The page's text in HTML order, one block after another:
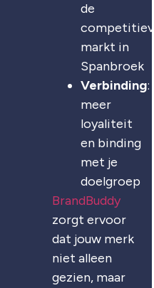
de
competitieve
markt in
Spanbroek
Verbinding:
meer
loyaliteit
en binding
met je
doelgroep
BrandBuddy
zorgt ervoor
dat jouw merk
niet alleen
gezien, maar